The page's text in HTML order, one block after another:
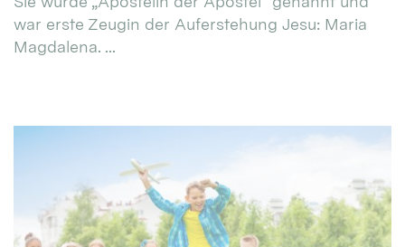
war erste Zeugin der Auferstehung Jesu: Maria
Magdalena. ...